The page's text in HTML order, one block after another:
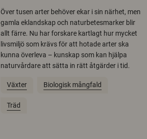
Över tusen arter behöver ekar i sin närhet, men
gamla eklandskap och naturbetesmarker blir
allt färre. Nu har forskare kartlagt hur mycket
livsmiljö som krävs för att hotade arter ska
kunna överleva – kunskap som kan hjälpa
naturvårdare att sätta in rätt åtgärder i tid.
Växter Biologisk mångfald
Träd